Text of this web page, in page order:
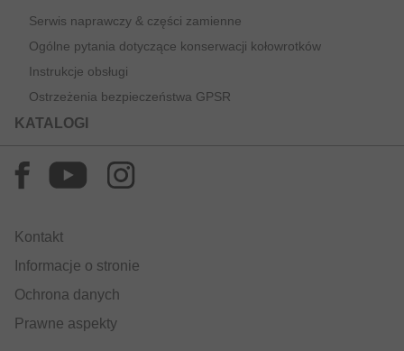
Serwis naprawczy & części zamienne
Ogólne pytania dotyczące konserwacji kołowrotków
Instrukcje obsługi
Ostrzeżenia bezpieczeństwa GPSR
KATALOGI
Kontakt
Informacje o stronie
Ochrona danych
Prawne aspekty